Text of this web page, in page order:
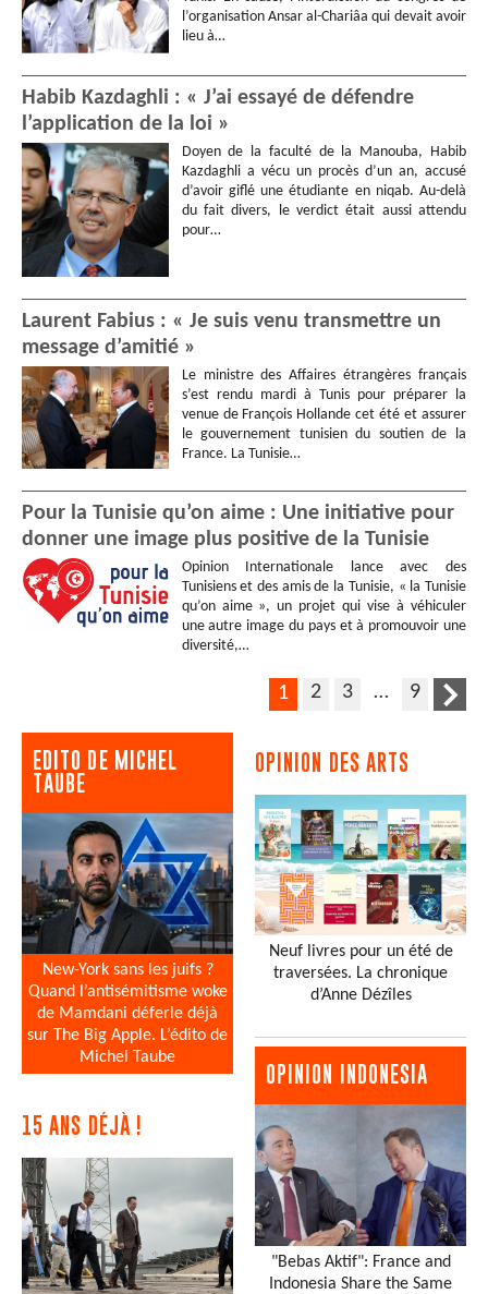
l’organisation Ansar al-Chariâa qui devait avoir
lieu à…
Habib Kazdaghli : « J’ai essayé de défendre
l’application de la loi »
Doyen de la faculté de la Manouba, Habib
Kazdaghli a vécu un procès d’un an, accusé
d’avoir giflé une étudiante en niqab. Au-delà
du fait divers, le verdict était aussi attendu
pour…
Laurent Fabius : « Je suis venu transmettre un
message d’amitié »
Le ministre des Affaires étrangères français
s’est rendu mardi à Tunis pour préparer la
venue de François Hollande cet été et assurer
le gouvernement tunisien du soutien de la
France. La Tunisie…
Pour la Tunisie qu’on aime : Une initiative pour
donner une image plus positive de la Tunisie
Opinion Internationale lance avec des
Tunisiens et des amis de la Tunisie, « la Tunisie
qu’on aime », un projet qui vise à véhiculer
une autre image du pays et à promouvoir une
diversité,…
1 2 3 … 9
EDITO DE MICHEL
TAUBE
New-York sans les juifs ?
Quand l’antisémitisme woke
de Mamdani déferle déjà
sur The Big Apple. L’édito de
Michel Taube
15 ANS DÉJÀ !
OPINION DES ARTS
Neuf livres pour un été de
traversées. La chronique
d’Anne Dézîles
OPINION INDONESIA
"Bebas Aktif": France and
Indonesia Share the Same